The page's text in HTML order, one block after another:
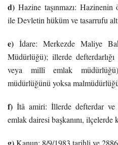
d) Hazine taşınmazı:
ile Devletin hüküm ve tasarrufu
e) İdare: Merkezde Maliye
Müdürlüğü); illerde
veya millî emlak
müdürlüğünü yoksa
f) İtâ amiri: İllerde defterdar
emlak dairesi başkanını, ilçelerde
g)Kanun: 8/9/1983 tarihli ve